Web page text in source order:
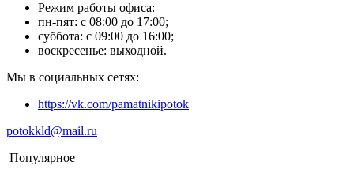
Режим работы офиса:
пн-пят: с 08:00 до 17:00;
суббота: с 09:00 до 16:00;
воскресенье: выходной.
Мы в социальных сетях:
https://vk.com/pamatnikipotok
potokkld@mail.ru
Популярное